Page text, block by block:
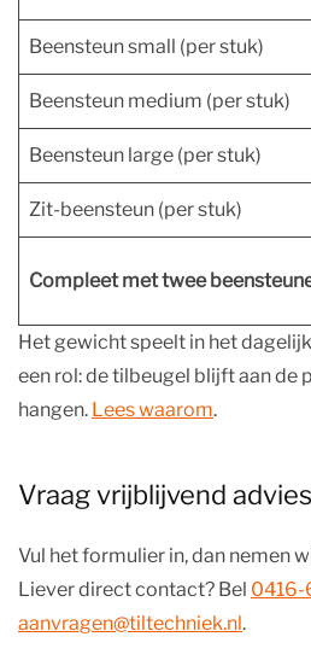
Beensteun small (per stuk)
Beensteun medium (per stuk)
Beensteun large (per stuk)
Zit-beensteun (per stuk)
Compleet met twee
Het gewicht speelt in het
een rol: de tilbeugel blijft aan
hangen. Lees waarom.
Vraag vrijblijvend
Vul het formulier in, dan nemen
Liever direct contact? Bel
aanvragen@tiltechniek.nl.